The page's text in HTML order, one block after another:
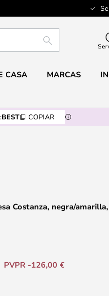
BUSCAR
CASA MARCAS
BEST COPIAR
Costanza, negra/
PVPR -126,00 €